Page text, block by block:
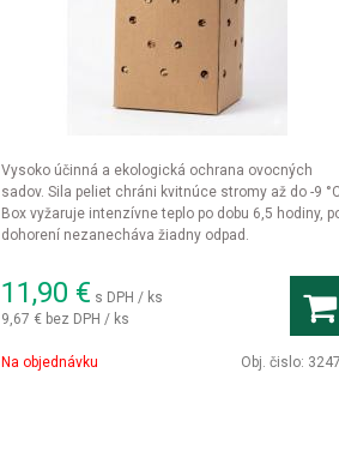
Vysoko účinná a ekologická ochrana ovocných
sadov. Sila peliet chráni kvitnúce stromy až do -9
Box vyžaruje intenzívne teplo po dobu 6,5 hodiny,
dohorení nezanecháva žiadny odpad.
11,90 € s DPH / ks
9,67 € bez DPH / ks
Na objednávku Obj. čislo: